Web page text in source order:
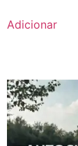
Adicionar